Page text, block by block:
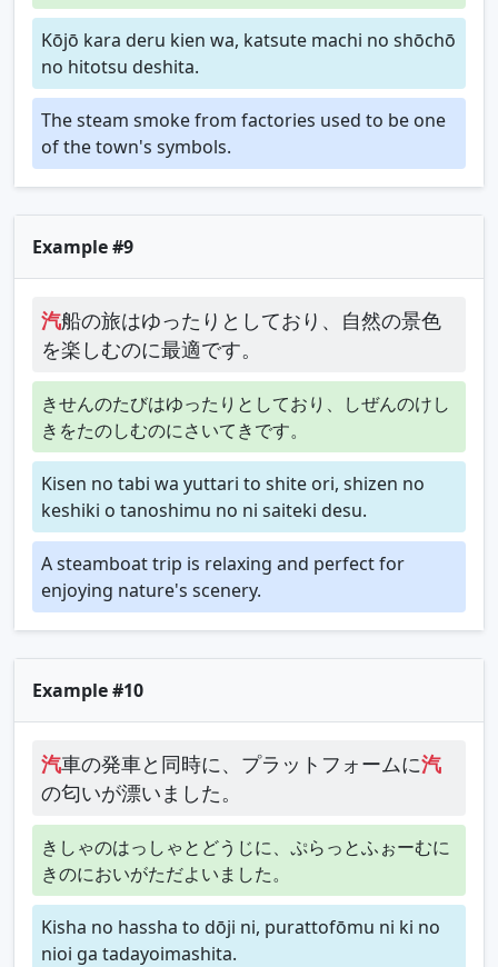
Kōjō kara deru kien wa, katsute machi no shōchō
no hitotsu deshita.
The steam smoke from factories used to be one
of the town's symbols.
Example #9
汽船の旅はゆったりとしており、自然の景色
を楽しむのに最適です。
きせんのたびはゆったりとしており、しぜんのけし
きをたのしむのにさいてきです。
Kisen no tabi wa yuttari to shite ori, shizen no
keshiki o tanoshimu no ni saiteki desu.
A steamboat trip is relaxing and perfect for
enjoying nature's scenery.
Example #10
汽車の発車と同時に、プラットフォームに汽
の匂いが漂いました。
きしゃのはっしゃとどうじに、ぷらっとふぉーむに
きのにおいがただよいました。
Kisha no hassha to dōji ni, purattofōmu ni ki no
nioi ga tadayoimashita.